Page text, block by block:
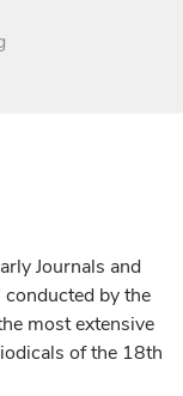
Journals and
by the
most extensive
of the 18th